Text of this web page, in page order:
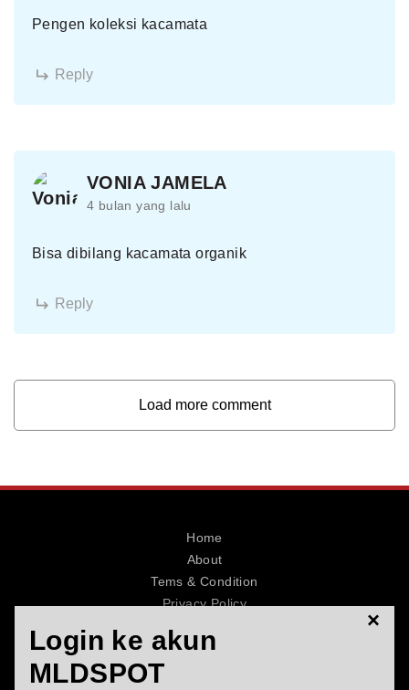
Pengen koleksi kacamata
Reply
VONIA JAMELA
4 bulan yang lalu
Bisa dibilang kacamata organik
Reply
Load more comment
Home
About
Tems & Condition
Privacy Policy
Login ke akun
MLDSPOT
×